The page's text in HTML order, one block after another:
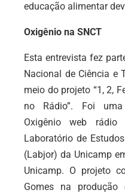
educação alimentar
Oxigênio na SNCT
Esta entrevista fez
Nacional de Ciência e
meio do projeto “1, 2,
no Rádio”. Foi
Oxigênio web
Laboratório de
(Labjor) da Unicamp
Unicamp. O projeto
Gomes na